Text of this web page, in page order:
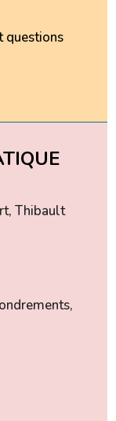
questions
Thibault